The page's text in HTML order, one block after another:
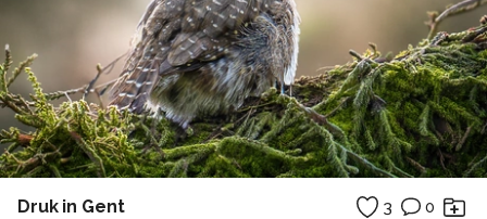
Druk in Gent 3 0